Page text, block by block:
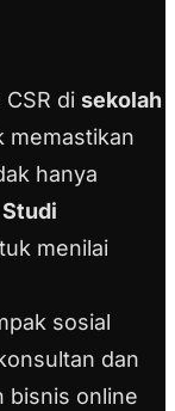
di sekolah
memastikan
hanya
Studi
menilai
sosial
dan
bisnis online